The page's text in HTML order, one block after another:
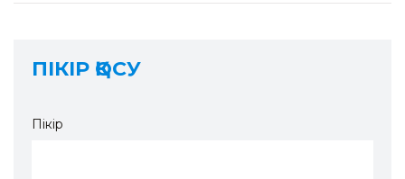
ПІКІР ҚОСУ
Пікір